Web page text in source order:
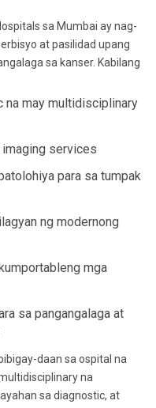
sa Mumbai ay nag-
at pasilidad upang
sa kanser. Kabilang
na may multidisciplinary
services
para sa tumpak
ng modernong
mga
sa pangangalaga at
daan sa ospital na
na
sa diagnostic, at